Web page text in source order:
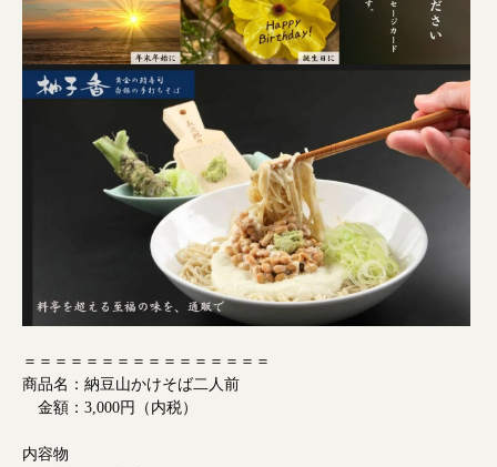
＝＝＝＝＝＝＝＝＝＝＝＝＝＝＝＝
商品名：納豆山かけそば二人前
金額：3,000円（内税）
内容物